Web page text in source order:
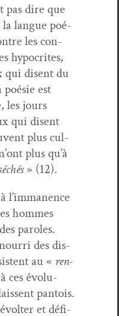
pas dire que
la langue poé­
les con­
hyp­ocrites,
qui dis­ent du
poésie est
les jours
qui dis­ent
plus cul­
plus qu’à
» (12).
l’immanence
hommes
paroles.
des dis­
au « ren­
ces évo­lu­
pan­tois.
et défi­